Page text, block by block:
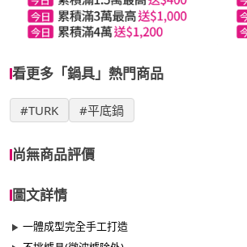
看更多「鍋具」熱門商品
#TURK #平底鍋
尚無商品評價
圖文詳情
一體成型完全手工打造